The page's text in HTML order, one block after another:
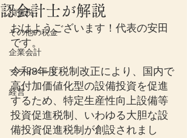
消費税
その他の税金
企業会計
プライベート
経営
認会計士が解説
おはようございます！代表の安田
です。
令和8年度税制改正により、国内で
高付加価値化型の設備投資を促進
するため、特定生産性向上設備等
投資促進税制、いわゆる大胆な設
備投資促進税制が創設されまし